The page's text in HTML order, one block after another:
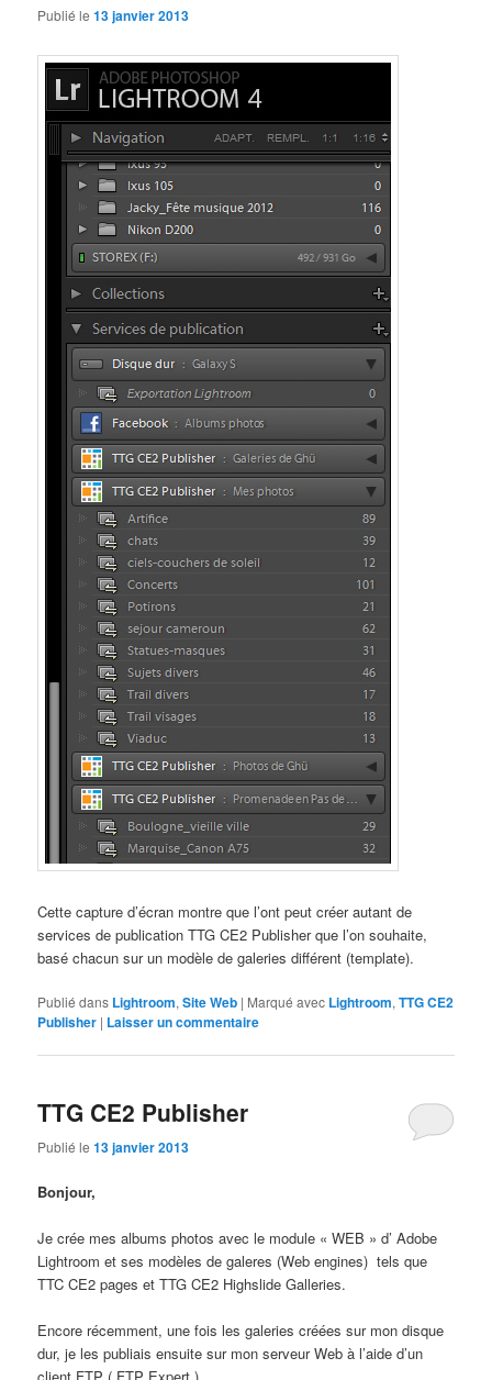
Publié le13 janvier 2013
Cette capture d’écran montre que l’ont peut créer autant de
services de publication TTG CE2 Publisher que l’on souhaite,
basé chacun sur un modèle de galeries différent (template).
Publié dans Lightroom,Site Web | Marqué avec Lightroom,TTG CE2
Publisher | Laisser un commentaire
TTG CE2 Publisher
Publié le13 janvier 2013
Bonjour,
Je crée mes albums photos avec le module « WEB » d’ Adobe
Lightroom et ses modèles de galeres (Web engines) tels que
TTC CE2 pages et TTG CE2 Highslide Galleries.
Encore récemment, une fois les galeries créées sur mon disque
dur, je les publiais ensuite sur mon serveur Web à l’aide d’un